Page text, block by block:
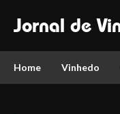
Jornal de
Home Vinhedo